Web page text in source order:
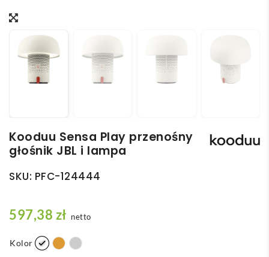
Kooduu Sensa Play przenośny
głośnik JBL i lampa
SKU: PFC-124444
597,38 zł netto
Kolor